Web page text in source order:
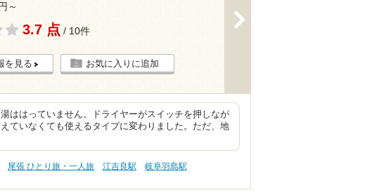
～
3.7 点 / 10件
を見る お気に入りに追加
ははっていません。ドライヤーがスイッチを押しなが
ていなくても使えるタイプに変わりました。ただ、地
尾張 ひとり旅・一人旅 江吉良駅
岐阜羽島駅